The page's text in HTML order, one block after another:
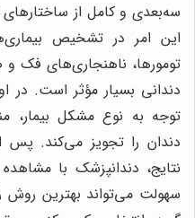
سه‌بعدی و کامل از
این امر در تشخیص
تومورها، ناهنجاری‌های فک و
دندانی بسیار مؤثر است. در
توجه به نوع مشکل
دندان را تجویز می‌کند. پس
نتایج، دندانپزشک با
سهولت می‌تواند بهترین روش